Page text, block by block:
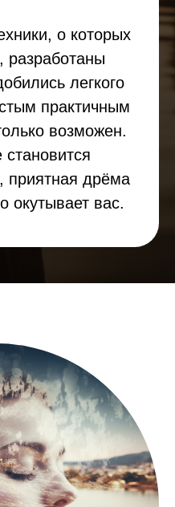
о которых
разработаны
легкого
практичным
возмо­жен.
приятная дрёма
окутывает вас.